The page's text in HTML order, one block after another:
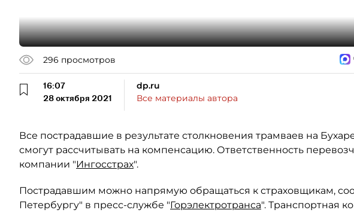
296 просмотров
16:07
28 октября 2021
dp.ru
Все материалы автора
Все пострадавшие в результате столкновения трамваев на
смогут рассчитывать на компенсацию. Ответственность
компании "Ингосстрах".
Пострадавшим можно напрямую обращаться к страховщикам,
Петербургу" в пресс-службе "Горэлектротранса". Транспортная